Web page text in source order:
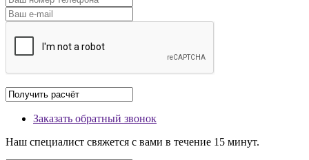
Заказать обратный звонок
Наш специалист свяжется с вами в течение 15 минут.